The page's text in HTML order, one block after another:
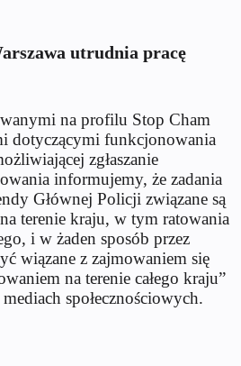
utrudnia pracę
na profilu Stop Cham
dotyczącymi funkcjonowania
zgłaszanie
informujemy, że zadania
Głównej Policji związane są
terenie kraju, w tym ratowania
i w żaden sposób przez
wiązane z zajmowaniem się
na terenie całego kraju”
społecznościowych.